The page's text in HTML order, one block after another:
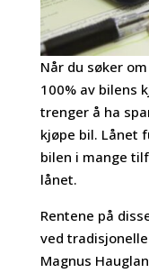
Når du søker
100% av bilens
trenger å ha
kjøpe bil. Lånet
bilen i mange
lånet.
Rentene på
ved
Magnus